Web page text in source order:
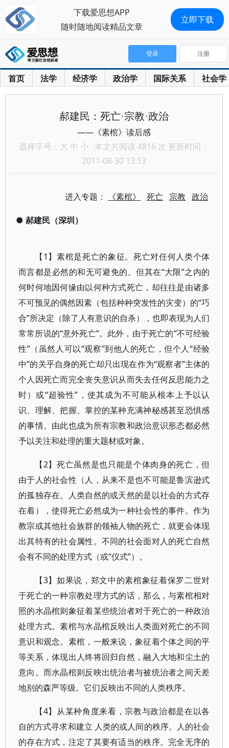
首页 法学 经济学 政治学 国际关系 社会学
登录 注册
郝建民：死亡·宗教·政治
——《素棺》读后感
选择字号： 大 中 小 本文共阅读 4816 次 更新时间：
2011-08-30 13:13
进入专题： 《素棺》 死亡 宗教 政治
● 郝建民（深圳）
【1】素棺是死亡的象征。死亡对任何人类个体
而言都是必然的和无可避免的。但其在“大限”之内的
何时何地因何缘由以何种方式死亡，却往往是由诸多
不可预见的偶然因素（包括种种突发性的灾变）的“巧
合”所决定（除了人有意识的自杀），也即表现为人们
常常所说的“意外死亡”。此外，由于死亡的“不可经验
性”（虽然人可以“观察”到他人的死亡，但个人“经验
中”的关乎自身的死亡却只出现在作为“观察者”主体的
个人因死亡而完全丧失意识从而失去任何反思能力之
时）或“超验性”，使其成为不可能从根本上予以认
识、理解、把握、掌控的某种充满神秘感甚至恐惧感
的事情。由此也成为所有宗教和政治意识形态都必然
予以关注和处理的重大题材或对象。
【2】死亡虽然是也只能是个体肉身的死亡，但
由于人的社会性（人，从来不是也不可能是鲁滨逊式
的孤独存在。人类自然的或天然的是以社会的方式存
在着），使得死亡必然成为一种社会性的事件。作为
教宗或其他社会族群的领袖人物的死亡，就更会体现
出其特有的社会属性。不同的社会面对人的死亡自然
会有不同的处理方式（或“仪式”）。
【3】如果说，郑文中的素棺象征着保罗二世对
于死亡的一种宗教处理方式的话，那么，与素棺相对
照的水晶棺则象征着某些统治者对于死亡的一种政治
处理方式。素棺与水晶棺反映出人类面对死亡的不同
意识和观念。素棺，一般来说，象征着个体之间的平
等关系，体现出人终将回归自然，融入大地和尘土的
意向。而水晶棺则反映出统治者与被统治者之间天差
地别的森严等级。它们反映出不同的人类秩序。
【4】从某种角度来看，宗教与政治都是在以各
自的方式寻求和建立 人类的或人间的秩序。人的社会
的存在方式，注定了其要有适当的秩序。完全无序的
下载爱思想APP
随时随地阅读精品文章
立即下载